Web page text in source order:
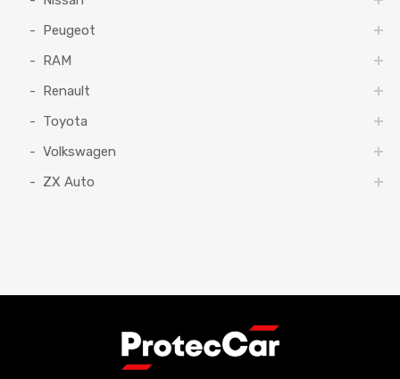
Peugeot
RAM
Renault
Toyota
Volkswagen
ZX Auto